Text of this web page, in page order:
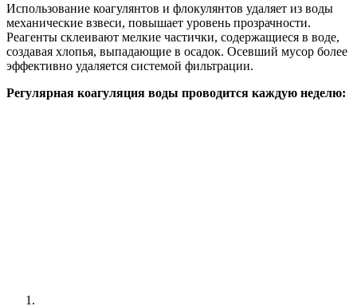
Использование коагулянтов и флокулянтов удаляет из воды
механические взвеси, повышает уровень прозрачности.
Реагенты склеивают мелкие частички, содержащиеся в воде,
создавая хлопья, выпадающие в осадок. Осевший мусор более
эффективно удаляется системой фильтрации.
Регулярная коагуляция воды проводится каждую неделю: